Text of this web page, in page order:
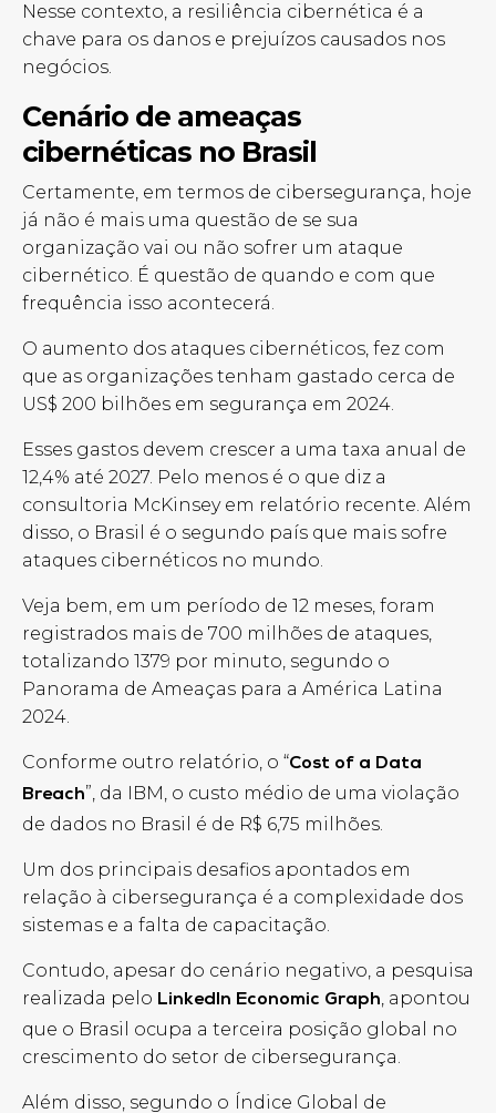
Nesse contexto, a resiliência cibernética é a
chave para os danos e prejuízos causados nos
negócios.
Cenário de ameaças
cibernéticas no Brasil
Certamente, em termos de cibersegurança, hoje
já não é mais uma questão de se sua
organização vai ou não sofrer um ataque
cibernético. É questão de quando e com que
frequência isso acontecerá.
O aumento dos ataques cibernéticos, fez com
que as organizações tenham gastado cerca de
US$ 200 bilhões em segurança em 2024.
Esses gastos devem crescer a uma taxa anual de
12,4% até 2027. Pelo menos é o que diz a
consultoria McKinsey em relatório recente. Além
disso, o Brasil é o segundo país que mais sofre
ataques cibernéticos no mundo.
Veja bem, em um período de 12 meses, foram
registrados mais de 700 milhões de ataques,
totalizando 1379 por minuto, segundo o
Panorama de Ameaças para a América Latina
2024.
Conforme outro relatório, o “Cost of a Data
Breach”, da IBM, o custo médio de uma violação
de dados no Brasil é de R$ 6,75 milhões.
Um dos principais desafios apontados em
relação à cibersegurança é a complexidade dos
sistemas e a falta de capacitação.
Contudo, apesar do cenário negativo, a pesquisa
realizada pelo LinkedIn Economic Graph, apontou
que o Brasil ocupa a terceira posição global no
crescimento do setor de cibersegurança.
Além disso, segundo o Índice Global de